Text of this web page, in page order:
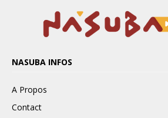
NASUBA INFOS
A Propos
Contact